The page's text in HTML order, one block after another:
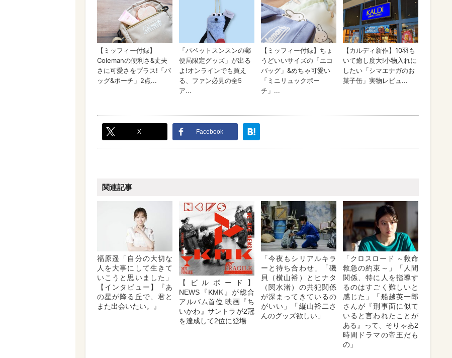
X Facebook
関連記事
福原遥「自分の大切な
人を大事にして生きて
いこうと思いました」
【インタビュー】『あ
の星が降る丘で、君と
また出会いたい。』
【ビルボード】
NEWS『KMK』が総合
アルバム首位 映画『ち
いかわ』サントラが2冠
を達成して2位に登場
「今夜もシリアルキラ
ーと待ち合わせ」「磯
貝（横山裕）とヒナタ
（関水渚）の共犯関係
が深まってきているの
がいい」「縦山裕二さ
んのグッズ欲しい」
「クロスロード ～救命
救急の約束～」「人間
関係、特に人を指導す
るのはすごく難しいと
感じた」「船越英一郎
さんが『刑事面に似て
いると言われたことが
ある』って、そりゃあ2
時間ドラマの帝王だも
の」